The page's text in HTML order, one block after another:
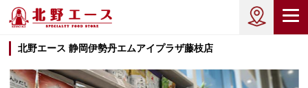
北野エース 静岡伊勢丹エムアイプラザ藤枝店